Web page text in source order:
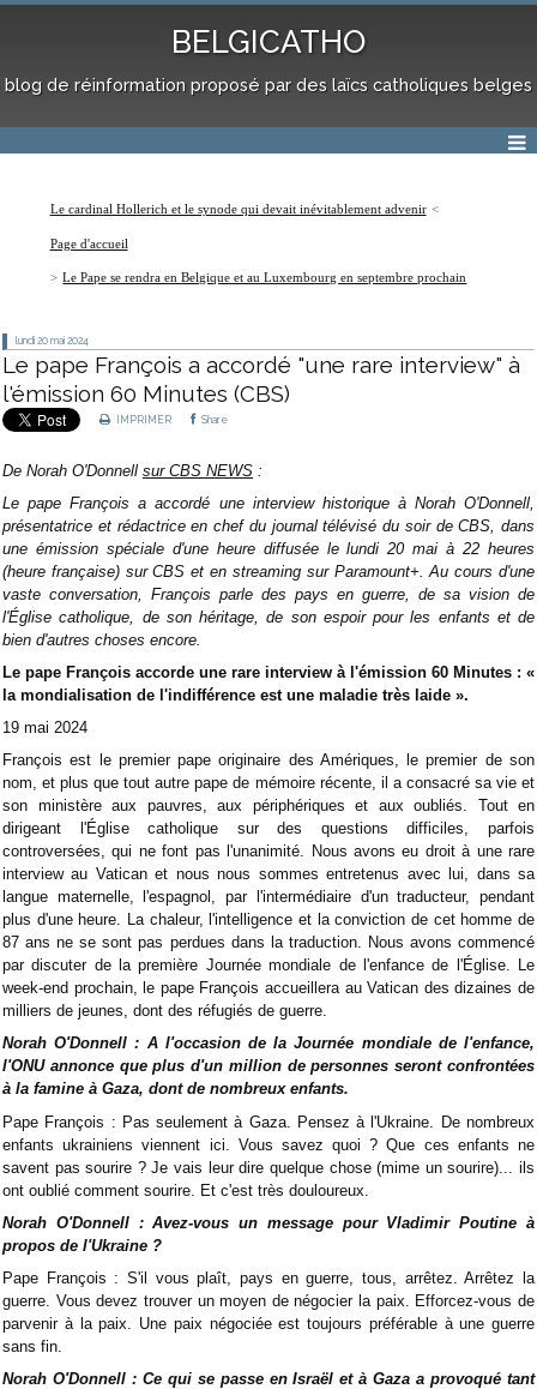
BELGICATHO
blog de réinformation proposé par des laïcs catholiques belges
Le cardinal Hollerich et le synode qui devait inévitablement advenir
Page d'accueil
Le Pape se rendra en Belgique et au Luxembourg en septembre prochain
lundi 20 mai 2024
Le pape François a accordé "une rare interview" à
l'émission 60 Minutes (CBS)
IMPRIMER Share
De Norah O'Donnell sur CBS NEWS :
Le pape François a accordé une interview historique à Norah O'Donnell,
présentatrice et rédactrice en chef du journal télévisé du soir de CBS, dans
une émission spéciale d'une heure diffusée le lundi 20 mai à 22 heures
(heure française) sur CBS et en streaming sur Paramount+. Au cours d'une
vaste conversation, François parle des pays en guerre, de sa vision de
l'Église catholique, de son héritage, de son espoir pour les enfants et de
bien d'autres choses encore.
Le pape François accorde une rare interview à l'émission 60 Minutes : «
la mondialisation de l'indifférence est une maladie très laide ».
19 mai 2024
François est le premier pape originaire des Amériques, le premier de son
nom, et plus que tout autre pape de mémoire récente, il a consacré sa vie et
son ministère aux pauvres, aux périphériques et aux oubliés. Tout en
dirigeant l'Église catholique sur des questions difficiles, parfois
controversées, qui ne font pas l'unanimité. Nous avons eu droit à une rare
interview au Vatican et nous nous sommes entretenus avec lui, dans sa
langue maternelle, l'espagnol, par l'intermédiaire d'un traducteur, pendant
plus d'une heure. La chaleur, l'intelligence et la conviction de cet homme de
87 ans ne se sont pas perdues dans la traduction. Nous avons commencé
par discuter de la première Journée mondiale de l'enfance de l'Église. Le
week-end prochain, le pape François accueillera au Vatican des dizaines de
milliers de jeunes, dont des réfugiés de guerre.
Norah O'Donnell : A l'occasion de la Journée mondiale de l'enfance,
l'ONU annonce que plus d'un million de personnes seront confrontées
à la famine à Gaza, dont de nombreux enfants.
Pape François : Pas seulement à Gaza. Pensez à l'Ukraine. De nombreux
enfants ukrainiens viennent ici. Vous savez quoi ? Que ces enfants ne
savent pas sourire ? Je vais leur dire quelque chose (mime un sourire)... ils
ont oublié comment sourire. Et c'est très douloureux.
Norah O'Donnell : Avez-vous un message pour Vladimir Poutine à
propos de l'Ukraine ?
Pape François : S'il vous plaît, pays en guerre, tous, arrêtez. Arrêtez la
guerre. Vous devez trouver un moyen de négocier la paix. Efforcez-vous de
parvenir à la paix. Une paix négociée est toujours préférable à une guerre
sans fin.
Norah O'Donnell : Ce qui se passe en Israël et à Gaza a provoqué tant